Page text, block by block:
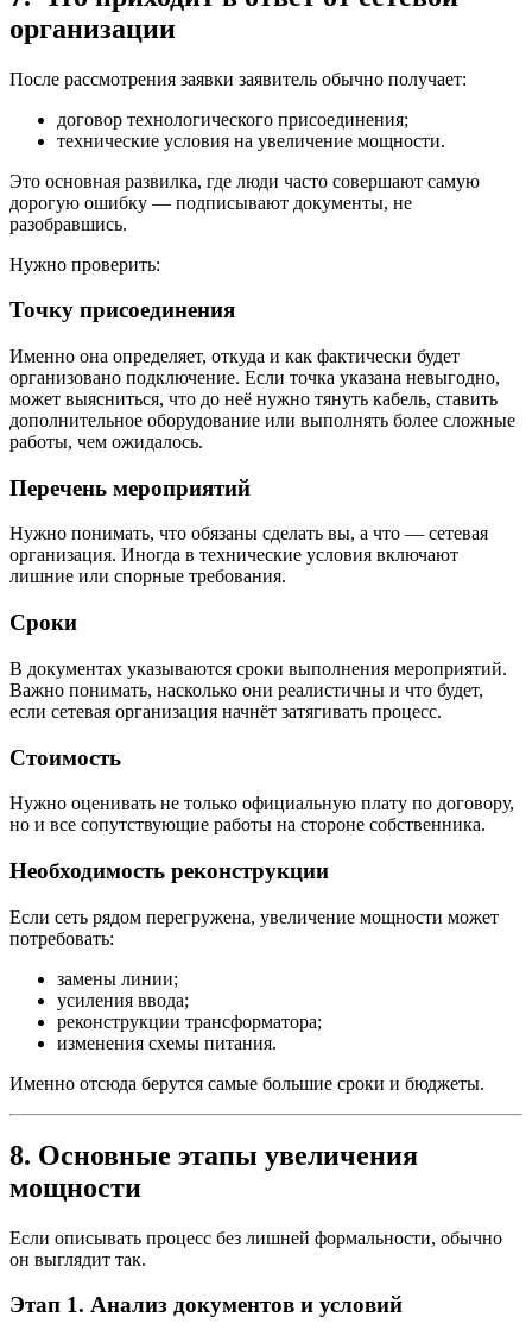
организации
После рассмотрения заявки заявитель обычно получает:
договор технологического присоединения;
технические условия на увеличение мощности.
Это основная развилка, где люди часто совершают самую
дорогую ошибку — подписывают документы, не
разобравшись.
Нужно проверить:
Точку присоединения
Именно она определяет, откуда и как фактически будет
организовано подключение. Если точка указана невыгодно,
может выясниться, что до неё нужно тянуть кабель, ставить
дополнительное оборудование или выполнять более сложные
работы, чем ожидалось.
Перечень мероприятий
Нужно понимать, что обязаны сделать вы, а что — сетевая
организация. Иногда в технические условия включают
лишние или спорные требования.
Сроки
В документах указываются сроки выполнения мероприятий.
Важно понимать, насколько они реалистичны и что будет,
если сетевая организация начнёт затягивать процесс.
Стоимость
Нужно оценивать не только официальную плату по договору,
но и все сопутствующие работы на стороне собственника.
Необходимость реконструкции
Если сеть рядом перегружена, увеличение мощности может
потребовать:
замены линии;
усиления ввода;
реконструкции трансформатора;
изменения схемы питания.
Именно отсюда берутся самые большие сроки и бюджеты.
8. Основные этапы увеличения
мощности
Если описывать процесс без лишней формальности, обычно
он выглядит так.
Этап 1. Анализ документов и условий